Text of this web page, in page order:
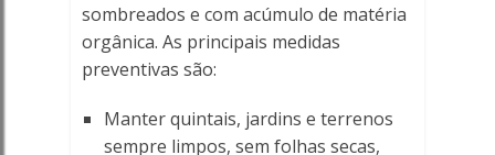
sombreados e com acúmulo de matéria
orgânica. As principais medidas
preventivas são:
Manter quintais, jardins e terrenos
sempre limpos, sem folhas secas,